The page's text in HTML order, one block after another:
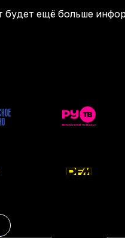
будет ещё больше